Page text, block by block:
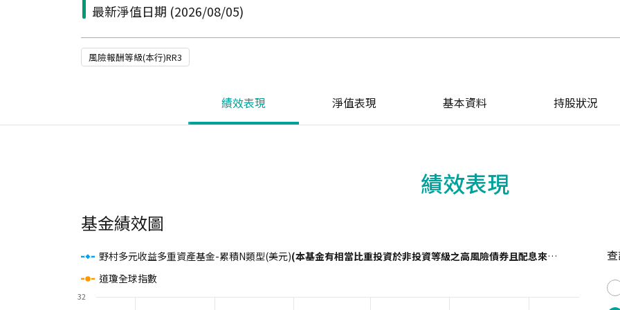
最新淨值日期 (2026/08/05)
風險報酬等級(本行)RR3
績效表現 淨值表現 基本資料 持股狀況
績效表現
基金績效圖
野村多元收益多重資產基金-累積N類型(美元)(本基金有相當比重投資於非投資等級之高風險債券且配息來源可能為本金且並無保證收益及配息)
道瓊全球指數
32